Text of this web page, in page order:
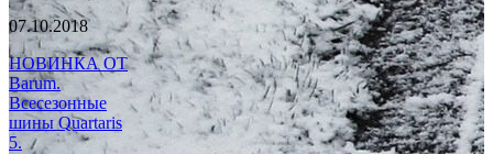
07.10.2018
НОВИНКА ОТ
Barum.
Всесезонные
шины Quartaris
5.